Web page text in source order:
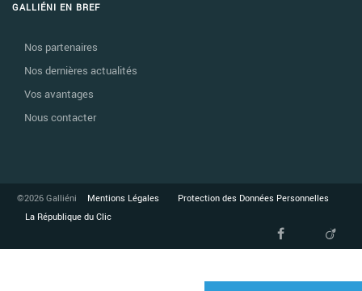
GALLIÉNI EN BREF
Nos partenaires
Nos dernières actualités
Vos avantages
Nous contacter
©2026 Galliéni Mentions Légales
Protection des Données Personnelles
La République du Clic